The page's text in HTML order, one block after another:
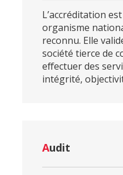
L’accréditation
organisme
reconnu. Elle
société tierce de
effectuer des
intégrité,
Audit